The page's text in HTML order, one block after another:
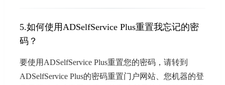
5.如何使用ADSelfService Plus重置我忘记的密
码？
要使用ADSelfService Plus重置您的密码，请转到
ADSelfService Plus的密码重置门户网站、您机器的登